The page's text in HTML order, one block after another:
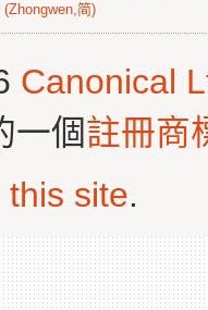
(Zhongwen,简)
Canonical
一個註冊商
site.